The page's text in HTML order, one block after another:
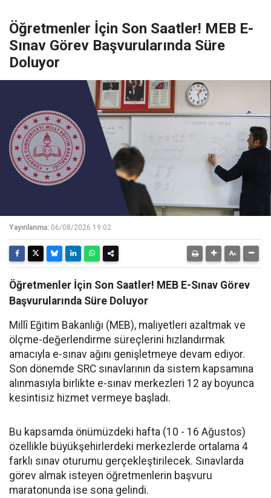
Öğretmenler İçin Son Saatler! MEB E-
Sınav Görev Başvurularında Süre
Doluyor
Yayınlanma: 06/08/2026 19:02
Öğretmenler İçin Son Saatler! MEB E-Sınav Görev
Başvurularında Süre Doluyor
Millî Eğitim Bakanlığı (MEB), maliyetleri azaltmak ve
ölçme-değerlendirme süreçlerini hızlandırmak
amacıyla e-sınav ağını genişletmeye devam ediyor.
Son dönemde SRC sınavlarının da sistem kapsamına
alınmasıyla birlikte e-sınav merkezleri 12 ay boyunca
kesintisiz hizmet vermeye başladı.
Bu kapsamda önümüzdeki hafta (10 - 16 Ağustos)
özellikle büyükşehirlerdeki merkezlerde ortalama 4
farklı sınav oturumu gerçekleştirilecek. Sınavlarda
görev almak isteyen öğretmenlerin başvuru
maratonunda ise sona gelindi.